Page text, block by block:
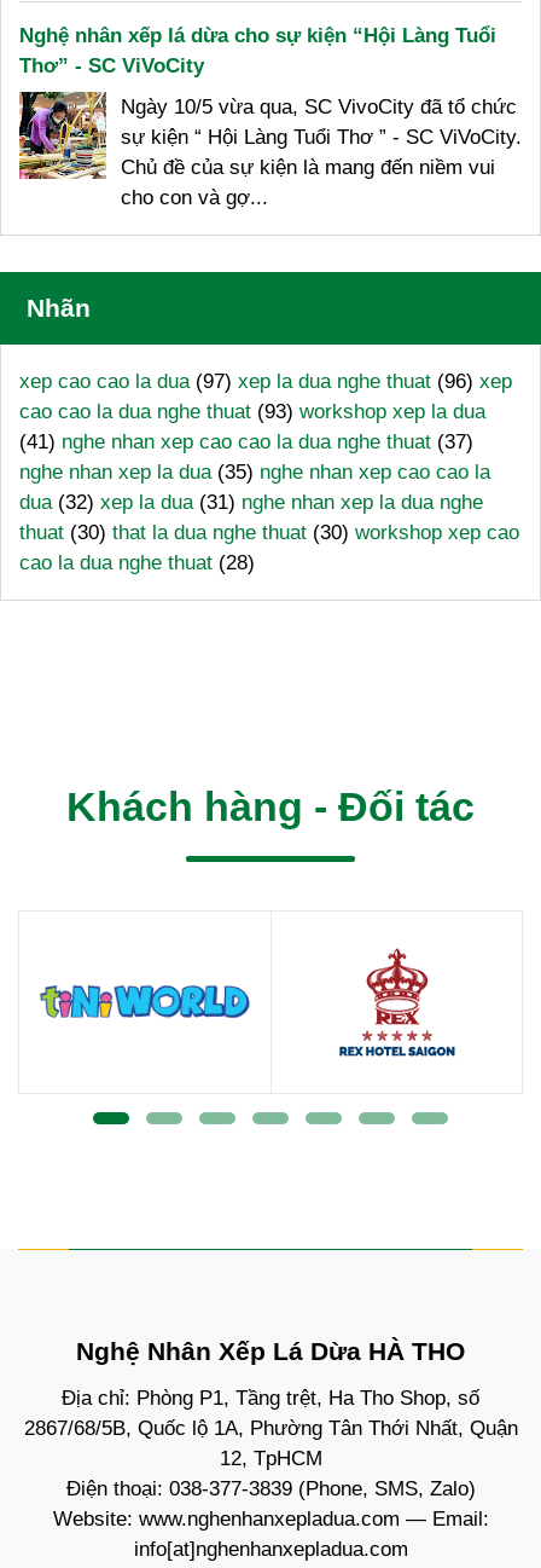
Nghệ nhân xếp lá dừa cho sự kiện “Hội Làng Tuổi
Thơ” - SC ViVoCity
Ngày 10/5 vừa qua, SC VivoCity đã tổ chức
sự kiện “ Hội Làng Tuổi Thơ ” - SC ViVoCity.
Chủ đề của sự kiện là mang đến niềm vui
cho con và gợ...
Nhãn
xep cao cao la dua (97) xep la dua nghe thuat (96) xep
cao cao la dua nghe thuat (93) workshop xep la dua
(41) nghe nhan xep cao cao la dua nghe thuat (37)
nghe nhan xep la dua (35) nghe nhan xep cao cao la
dua (32) xep la dua (31) nghe nhan xep la dua nghe
thuat (30) that la dua nghe thuat (30) workshop xep cao
cao la dua nghe thuat (28)
Khách hàng - Đối tác
Nghệ Nhân Xếp Lá Dừa HÀ THO
Địa chỉ: Phòng P1, Tầng trệt, Ha Tho Shop, số
2867/68/5B, Quốc lộ 1A, Phường Tân Thới Nhất, Quận
12, TpHCM
Điện thoại: 038-377-3839(Phone, SMS, Zalo)
Website: www.nghenhanxepladua.com — Email:
info[at]nghenhanxepladua.com